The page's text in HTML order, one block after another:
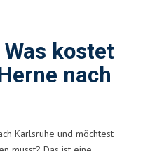
kostet
nach
Karlsruhe und möchtest